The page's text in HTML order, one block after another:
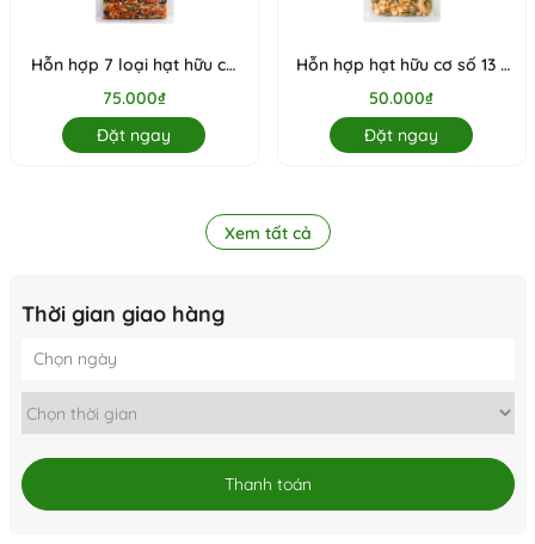
Hỗn hợp 7 loại hạt hữu cơ
Anbio 200g
75.000₫
Đặt ngay
Hỗn hợp hạt hữu cơ số 13 (
Đậu gà - Hạt bí - Hạt điều)
50.000₫
Đặt ngay
Xem tất cả
Thời gian giao hàng
Thanh toán